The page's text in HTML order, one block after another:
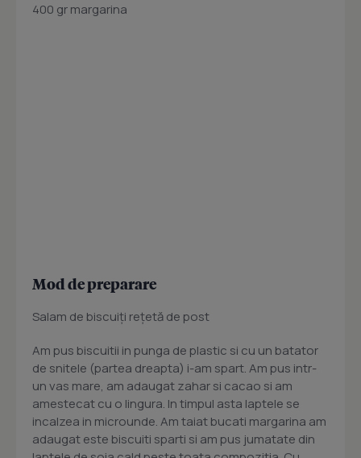
400 gr margarina
Mod de preparare
Salam de biscuiţi reţetă de post
Am pus biscuitii in punga de plastic si cu un batator
de snitele (partea dreapta) i-am spart. Am pus intr-
un vas mare, am adaugat zahar si cacao si am
amestecat cu o lingura. In timpul asta laptele se
incalzea in microunde. Am taiat bucati margarina am
adaugat este biscuiti sparti si am pus jumatate din